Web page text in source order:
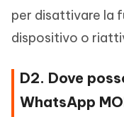
per disattivare la
dispositivo o
D2. Dove
WhatsApp